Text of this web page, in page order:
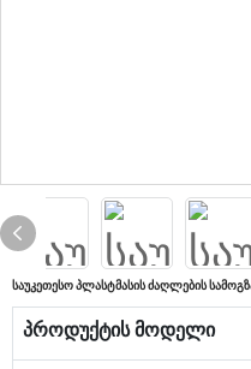
საუკეთესო პლასტმასის ძაღლების
პროდუქტის მოდელი